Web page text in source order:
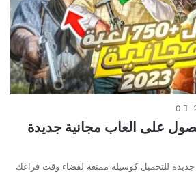
0
على العاب مجانية جديدة
للتحميل كوسيلة ممتعة لقضاء وقت فراغك